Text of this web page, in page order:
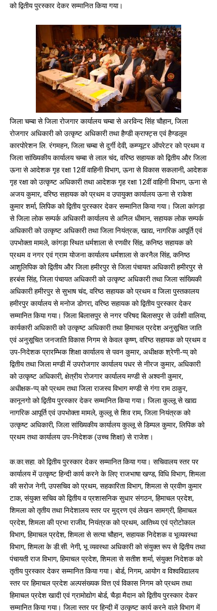
को द्वितीय पुरस्कार देकर सम्मानित किया गया।
जिला चम्बा से जिला रोजगार कार्यालय चम्बा से अरविन्द सिंह चौहान, जिला
रोजगार अधिकारी को उत्कृष्ट अधिकारी तथा हैण्डी क्राफ्ट्स एवं हैण्डलूम
कारपोरेशन लि. रंगमहन, जिला चम्बा से दुर्गी देवी, कम्प्यूटर ऑपरेटर को प्रथम व
जिला सांख्यिकीय कार्यालय चम्बा से लाल चंद, वरिष्ठ सहायक को द्वितीय और जिला
ऊना से आदेशक गृह रक्षा 12वीं वाहिनी विभाग, ऊना से विकास सकलानी, आदेशक
गृह रक्षा को उत्कृष्ट अधिकारी तथा आदेशक गृह रक्षा 12वीं वाहिनी विभाग, ऊना से
अजय कुमार, वरिष्ठ सहायक को प्रथम व उपायुक्त कार्यालय ऊना से राकेश
कुमार शर्मा, लिपिक को द्वितीय पुरस्कार देकर सम्मानित किया गया। जिला कांगड़ा
से जिला लोक सम्पर्क अधिकारी कार्यालय से अनिल धीमान, सहायक लोक सम्पर्क
अधिकारी को उत्कृष्ट अधिकारी तथा जिला नियंत्रक, खाद्य, नागरिक आपूर्ति एवं
उपभोक्ता मामले, कांगड़ा स्थित धर्मशाला से रणवीर सिंह, कनिष्ठ सहायक को
प्रथम व नगर एवं ग्राम योजना कार्यालय धर्मशाला से करनैल सिंह, कनिष्ठ
आशुलिपिक को द्वितीय और जिला हमीरपुर से जिला पंचायत अधिकारी हमीरपुर से
हरबंस सिंह, जिला पंचायत अधिकारी को उत्कृष्ट अधिकारी तथा जिला सांख्यिकी
अधिकारी हमीरपुर से सुभाष चंद, वरिष्ठ सहायक को प्रथम व जिला पुस्तकालय
हमीरपुर कार्यालय से मनोज डोगरा, वरिष्ठ सहायक को द्वितीय पुरस्कार देकर
सम्मानित किया गया। जिला बिलासपुर से नगर परिषद बिलासपुर से उर्वशी वालिया,
कार्यकारी अधिकारी को उत्कृष्ट अधिकारी तथा हिमाचल प्रदेश अनुसूचित जाति
एवं अनुसूचित जनजाति विकास निगम से केवल कृष्ण, वरिष्ठ सहायक को प्रथम व
उप-निदेशक प्रारम्भिक शिक्षा कार्यालय से पवन कुमार, अधीक्षक श्रेणी-प्प् को
द्वितीय तथा जिला मण्डी में उपरोजगार कार्यालय पधर से नीरज कुमार, अधिकारी
को उत्कृष्ट अधिकारी, क्षेत्रीय रोजगार कार्यालय मण्डी से अश्वनी कुमार,
अधीक्षक-प्प् को प्रथम तथा जिला राजस्व विभाग मण्डी से गंगा राम ठाकुर,
कानूनगो को द्वितीय पुरस्कार देकर सम्मानित किया गया। जिला कुल्लू से खाद्य
नागरिक आपूर्ति एवं उपभोक्ता मामले, कुल्लू से शिव राम, जिला नियंत्रक को
उत्कृष्ट अधिकारी, जिला सांख्यिकीय कार्यालय कुल्लू से डिम्पल कुमार, लिपिक को
प्रथम तथा कार्यालय उप-निदेशक (उच्च शिक्षा) से राजेश।
क.का.सहा. को द्वितीय पुरस्कार देकर सम्मानित किया गया। सचिवालय स्तर पर
कार्यालय में उत्कृष्ट हिन्दी कार्य करने के लिए राजभाषा खण्ड, विधि विभाग, शिमला
की सरोज नेगी, उपसचिव को प्रथम, सहकारिता विभाग, शिमला से प्रवीण कुमार
टाक, संयुक्त सचिव को द्वितीय व प्रशासनिक सुधार संगठन, हिमाचल प्रदेश,
शिमला को तृतीय तथा निदेशालय स्तर पर मुद्रण एवं लेखन सामग्री, हिमाचल
प्रदेश, शिमला की प्रभा राजीव, नियंत्रक को प्रथम, आतिथ्य एवं प्रोटोकाल
विभाग, हिमाचल प्रदेश, शिमला से सत्या चौहान, सहायक निदेशक व भूव्यवस्था
विभाग, शिमला के डी.सी. नेगी, भू व्यवस्था अधिकारी को संयुक्त रूप से द्वितीय तथा
पंचायती राज विभाग, हिमाचल प्रदेश, शिमला से सतीश शर्मा, संयुक्त निदेशक को
तृतीय पुरस्कार देकर सम्मानित किया गया। बोर्ड, निगम, आयोग व विश्वविद्यालय
स्तर पर हिमाचल प्रदेश अल्पसंख्यक वित्त एवं विकास निगम को प्रथम तथा
हिमाचल प्रदेश खादी एवं ग्रामोद्योग बोर्ड, चैड़ा मैदान को द्वितीय पुरस्कार देकर
सम्मानित किया गया। जिला स्तर पर हिन्दी में उत्कृष्ट कार्य करने वाले विभाग में